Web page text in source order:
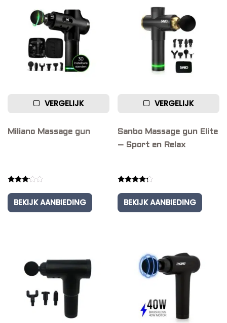
VERGELIJK
Miliano Massage gun
3.00
out of
5
BEKIJK AANBIEDING
VERGELIJK
Sanbo Massage gun Elite
– Sport en Relax
4.00
out of 5
BEKIJK AANBIEDING